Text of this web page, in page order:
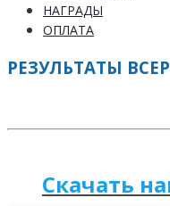
НАГРАДЫ
ОПЛАТА
РЕЗУЛЬТАТЫ
Скачать